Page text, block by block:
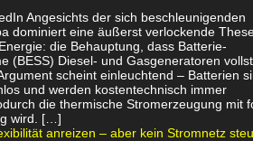
Angesichts der sich beschleunigenden
dominiert eine äußerst verlockende
die Behauptung, dass Batterie-
(BESS) Diesel- und Gasgeneratoren
scheint einleuchtend – Batterien
und werden kostentechnisch immer
die thermische Stromerzeugung mit
wird. […]
anreizen – aber kein Stromnetz